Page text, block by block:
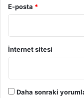
E-posta *
İnternet sitesi
Daha sonraki